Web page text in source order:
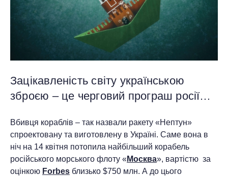
Зацікавленість світу українською
зброєю – це черговий програш росії…
Вбивця кораблів – так назвали ракету «Нептун»
спроектовану та виготовлену в Україні. Саме вона в
ніч на 14 квітня потопила найбільший корабель
російського морського флоту « Москва», вартістю за
оцінкою Forbes близько $750 млн. А до цього